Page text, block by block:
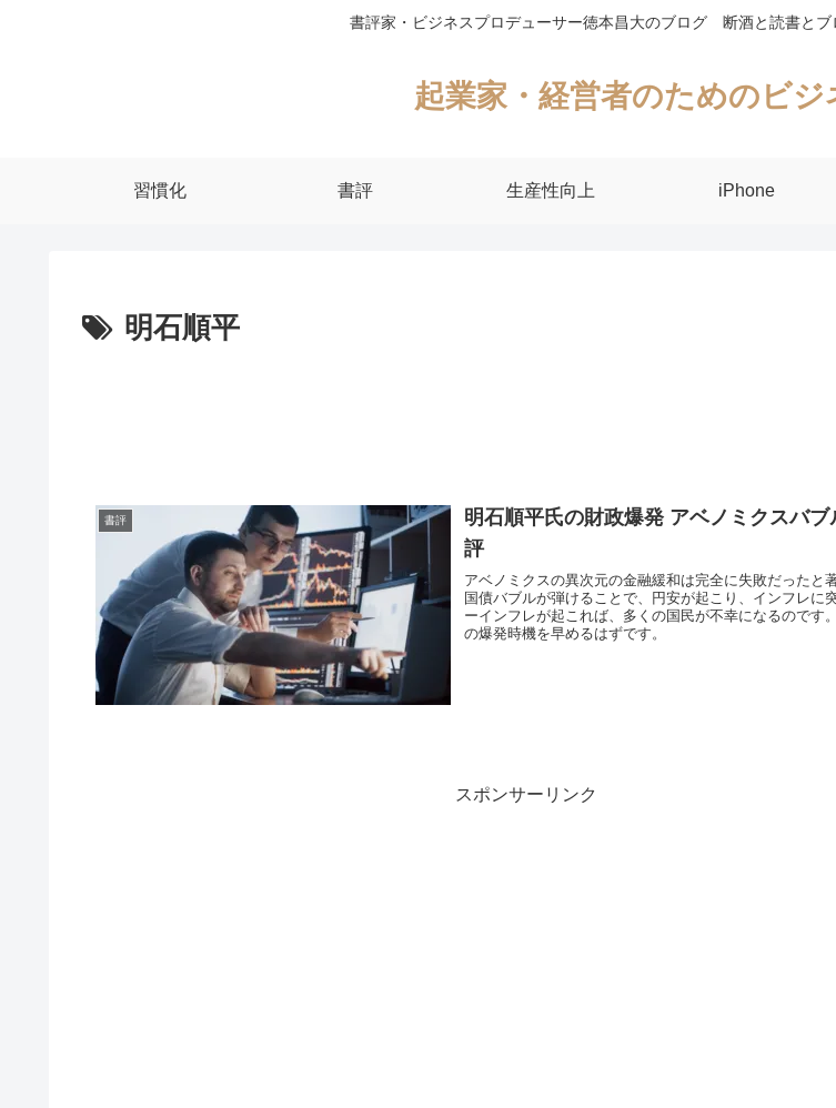
書評家・ビジネスプロデューサー徳本昌大のブログ 断酒と読書と
起業家・経営者のためのビジ
習慣化 書評 生産性向上 iPhone
明石順平
書評
明石順平氏の財政爆発 アベノミクスバブ
評
アベノミクスの異次元の金融緩和は完全に失敗だったと
国債バブルが弾けることで、円安が起こり、インフレに
ーインフレが起これば、多くの国民が不幸になるのです
の爆発時機を早めるはずです。
スポンサーリンク